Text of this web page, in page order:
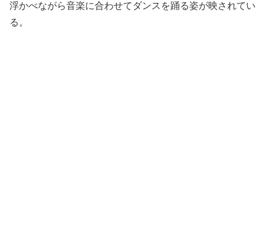
浮かべながら音楽に合わせてダンスを踊る姿が映されてい
る。